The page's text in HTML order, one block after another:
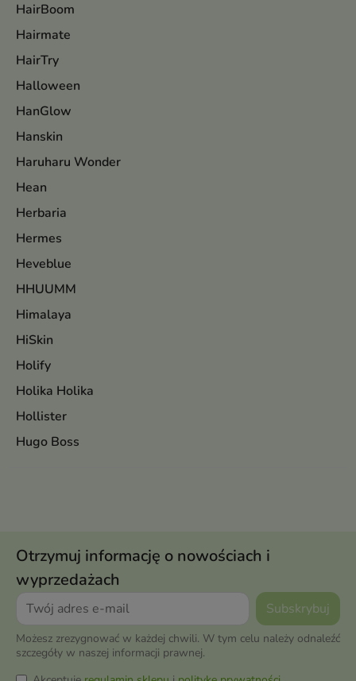
HairBoom
Hairmate
HairTry
Halloween
HanGlow
Hanskin
Haruharu Wonder
Hean
Herbaria
Hermes
Heveblue
HHUUMM
Himalaya
HiSkin
Holify
Holika Holika
Hollister
Hugo Boss
Otrzymuj informację o nowościach i
wyprzedażach
Możesz zrezygnować w każdej chwili. W tym celu należy odnaleźć
szczegóły w naszej informacji prawnej.